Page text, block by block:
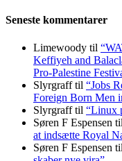
Seneste kommentarer
Limewoody til
Keffiyeh and
Pro-Palestine
Slyrgrafftil “Jobs
Foreign Born Men
Slyrgrafftil “Linux
Søren F Espensen til
at indsætte Royal
Søren F Espensen til